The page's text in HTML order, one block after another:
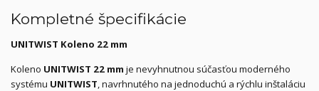
Kompletné špecifikácie
UNITWIST Koleno 22 mm
Koleno UNITWIST 22 mm je nevyhnutnou súčasťou moderného
systému UNITWIST, navrhnutého na jednoduchú a rýchlu inštaláciu